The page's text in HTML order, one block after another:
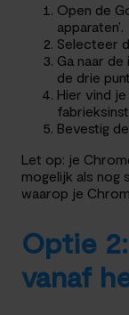
Open de
apparaten’.
Selecteer
Ga naar
de drie
Hier vind
Bevestig
Let op: je
mogelijk als
waarop je
Optie
vanaf